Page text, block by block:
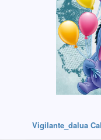
Vigilante_dalua